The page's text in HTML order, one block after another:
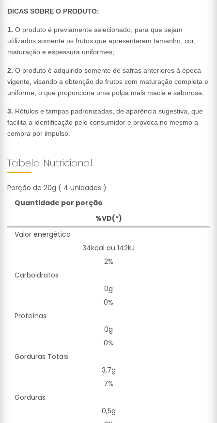
DICAS SOBRE O PRODUTO:
1. O produto é previamente selecionado, para que sejam
utilizados somente os frutos que apresentarem tamanho, cor,
maturação e espessura uniformes;
2. O produto é adquirido somente de safras anteriores à época
vigente, visando a obtenção de frutos com maturação completa e
uniforme, o que proporciona uma polpa mais macia e saborosa;
3. Rótulos e tampas padronizadas, de aparência sugestiva, que
facilita a identificação pelo consumidor e provoca no mesmo a
compra por impulso.
Tabela Nutricional
Porção de 20g ( 4 unidades )
Quantidade por porção
%VD(*)
Valor energético
34kcal ou 142kJ
2%
Carboidratos
0g
0%
Proteínas
0g
0%
Gorduras Totais
3,7g
7%
Gorduras
0,5g